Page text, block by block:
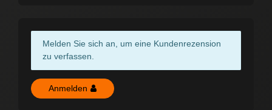
Melden Sie sich an, um eine Kundenrezension
zu verfassen.
Anmelden